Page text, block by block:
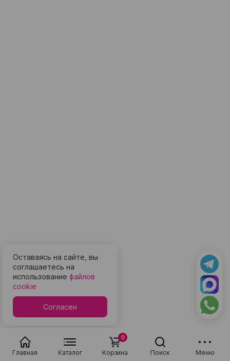
Главная Каталог Корзина
0
Поиск Меню
Оставаясь на сайте, вы
соглашаетесь на
использование файлов
cookie
Согласен